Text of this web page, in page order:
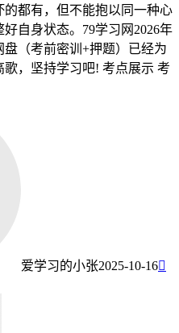
都有，但不能抱以同一种心
自身状态。79学习网2026年
（考前密训+押题）已经为
，坚持学习吧! 考点展示 考
爱学习的小张2025-10-16